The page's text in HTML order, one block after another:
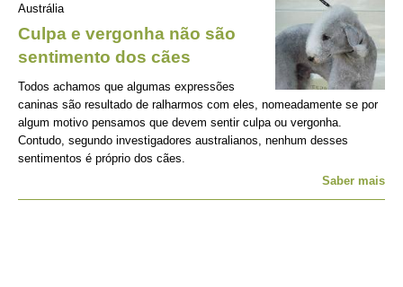
Austrália
Culpa e vergonha não são
sentimento dos cães
Todos achamos que algumas expressões
caninas são resultado de ralharmos com eles, nomeadamente se por
algum motivo pensamos que devem sentir culpa ou vergonha.
Contudo, segundo investigadores australianos, nenhum desses
sentimentos é próprio dos cães.
Saber mais